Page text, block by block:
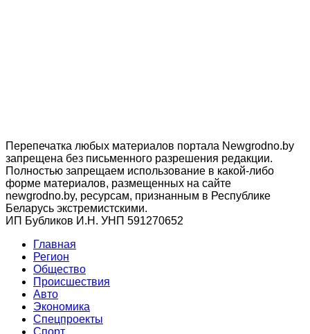
Перепечатка любых материалов портала Newgrodno.by
запрещена без письменного разрешения редакции.
Полностью запрещаем использование в какой-либо
форме материалов, размещенных на сайте
newgrodno.by, ресурсам, признанным в Республике
Беларусь экстремистскими.
ИП Бубликов И.Н. УНП 591270652
Главная
Регион
Общество
Происшествия
Авто
Экономика
Спецпроекты
Cпорт